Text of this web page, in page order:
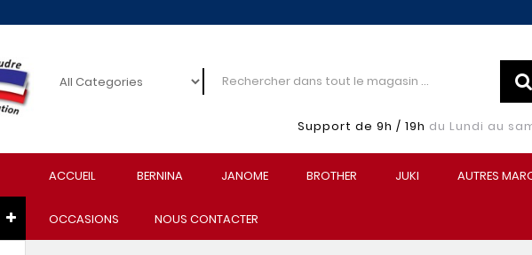
Support de 9h / 19h du Lundi au
ACCUEIL BERNINA JANOME BROTHER JUKI AUTRES
OCCASIONS NOUS CONTACTER